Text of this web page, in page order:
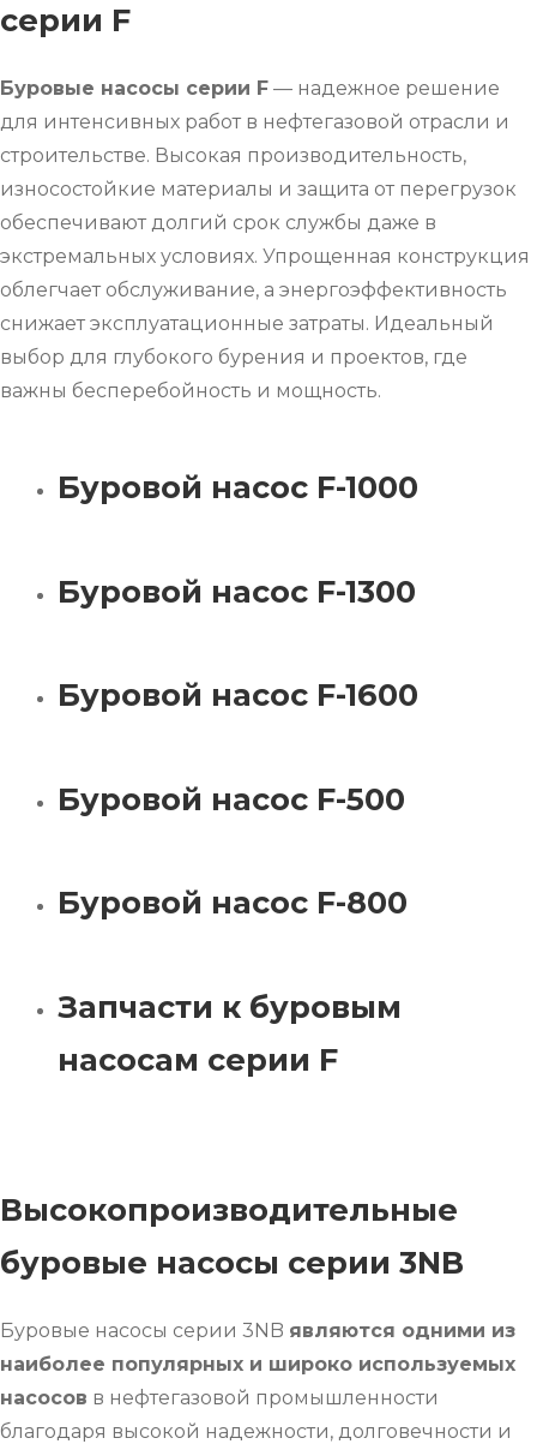
серии F
Буровые насосы серии F — надежное решение
для интенсивных работ в нефтегазовой отрасли и
строительстве. Высокая производительность,
износостойкие материалы и защита от перегрузок
обеспечивают долгий срок службы даже в
экстремальных условиях. Упрощенная конструкция
облегчает обслуживание, а энергоэффективность
снижает эксплуатационные затраты. Идеальный
выбор для глубокого бурения и проектов, где
важны бесперебойность и мощность.
Буровой насос F-1000
Буровой насос F-1300
Буровой насос F-1600
Буровой насос F-500
Буровой насос F-800
Запчасти к буровым
насосам серии F
Высокопроизводительные
буровые насосы серии 3NB
Буровые насосы серии 3NB являются одними из
наиболее популярных и широко используемых
насосов в нефтегазовой промышленности
благодаря высокой надежности, долговечности и